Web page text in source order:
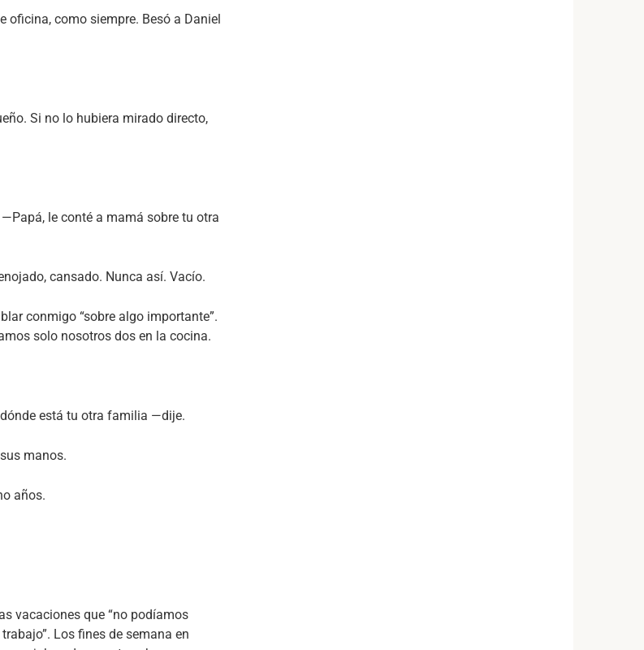
oficina, como siempre. Besó a Daniel
Si no lo hubiera mirado directo,
le conté a mamá sobre tu otra
cansado. Nunca así. Vacío.
conmigo “sobre algo importante”.
solo nosotros dos en la cocina.
está tu otra familia —dije.
manos.
años.
vacaciones que “no podíamos
Los fines de semana en